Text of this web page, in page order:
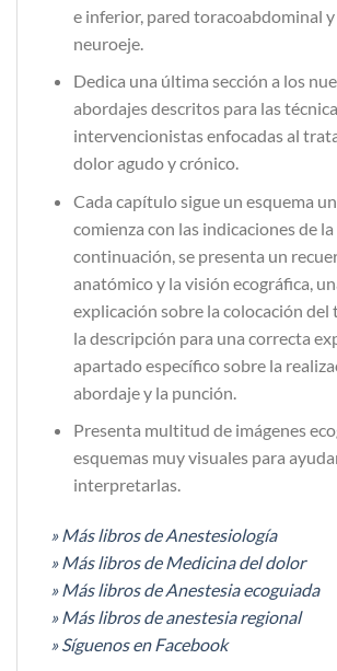
e inferior, pared toracoabdominal y
neuroeje.
Dedica una última sección a los
abordajes descritos para las
intervencionistas enfocadas al
dolor agudo y crónico.
Cada capítulo sigue un esquema
comienza con las indicaciones de la
continuación, se presenta un
anatómico y la visión ecográfica,
explicación sobre la colocación del
la descripción para una correcta
apartado específico sobre la
abordaje y la punción.
Presenta multitud de imágenes
esquemas muy visuales para
interpretarlas.
» Más libros de Anestesiología
»Más libros de Medicina del dolor
» Más libros de Anestesia ecoguiada
»Más libros de anestesia regional
»Síguenos en Facebook